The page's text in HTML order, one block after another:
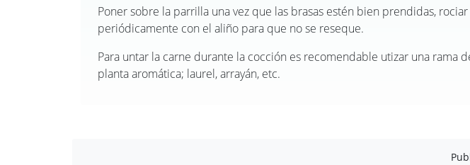
Poner sobre la parrilla una vez que las brasas estén bien prendidas, rociar
periódicamente con el aliño para que no se reseque.
Para untar la carne durante la cocción es recomendable utizar una rama
planta aromática; laurel, arrayán, etc.